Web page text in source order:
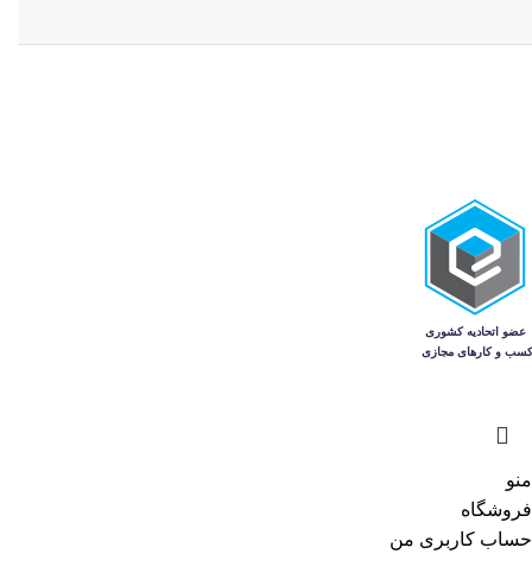
منو
فروشگاه
حساب کاربری من